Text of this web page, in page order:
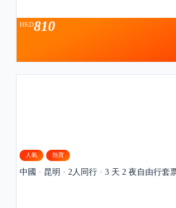
HKD810
人氣 熱賣
中國 · 昆明 · 2人同行 · 3 天 2 夜自由行套